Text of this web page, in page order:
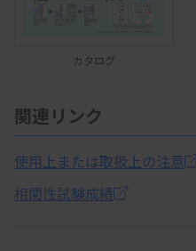
カタログ
関連リンク
使用上または取扱上の注意
相関性試験成績